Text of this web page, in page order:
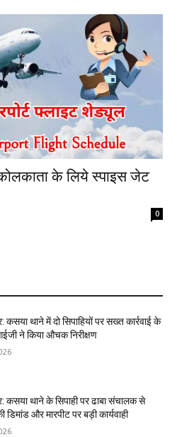
के लिये स्पाइस जेट
0
कसया थाने में दो सिपाहियों पर सख्त कार्रवाई के
ने किया औचक निरीक्षण
कसया थाने के सिपाही पर ढाबा संचालक से
डिमांड और मारपीट पर बड़ी कार्यवाही